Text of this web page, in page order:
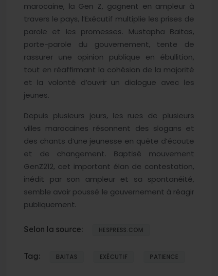
marocaine, la Gen Z, gagnent en ampleur à
travers le pays, l’Exécutif multiplie les prises de
parole et les promesses. Mustapha Baitas,
porte-parole du gouvernement, tente de
rassurer une opinion publique en ébullition,
tout en réaffirmant la cohésion de la majorité
et la volonté d’ouvrir un dialogue avec les
jeunes.
Depuis plusieurs jours, les rues de plusieurs
villes marocaines résonnent des slogans et
des chants d’une jeunesse en quête d’écoute
et de changement. Baptisé mouvement
GenZ212, cet important élan de contestation,
inédit par son ampleur et sa spontanéité,
semble avoir poussé le gouvernement à réagir
publiquement.
Selon la source: HESPRESS.COM
Tag: BAITAS EXÉCUTIF PATIENCE